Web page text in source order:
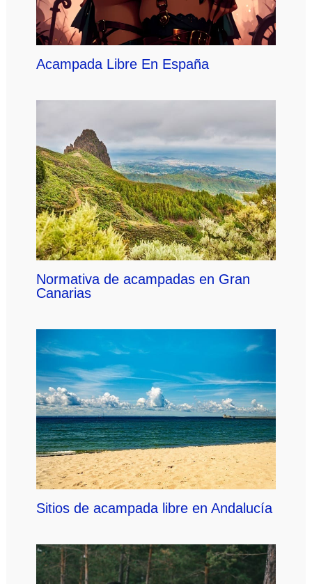
Acampada Libre En España
Normativa de acampadas en Gran
Canarias
Sitios de acampada libre en Andalucía